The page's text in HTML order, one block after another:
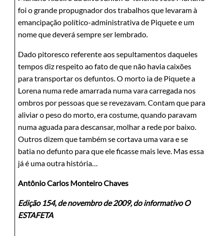
foi o grande propugnador dos trabalhos que levaram à
emancipação político-administrativa de Piquete e um
nome que deverá sempre ser lembrado.
Dado pitoresco referente aos sepultamentos daqueles
tempos diz respeito ao fato de que não havia caixões
para transportar os defuntos. O morto ia de Piquete a
Lorena numa rede amarrada numa vara carregada nos
ombros por pessoas que se revezavam. Contam que para
aliviar o peso do morto, era costume, quando paravam
numa aguada para descansar, molhar a rede por baixo.
Outros dizem que também se cortava uma vara e se
batia no defunto para que ele ficasse mais leve. Mas essa
já é uma outra história…
Antônio Carlos Monteiro Chaves
Edição 154, de novembro de 2009, do informativo O
ESTAFETA